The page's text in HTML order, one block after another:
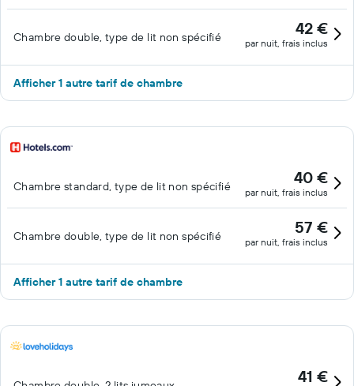
Chambre double, type de lit non spécifié 42 €
par nuit, frais inclus
Afficher 1 autre tarif de chambre
Chambre standard, type de lit non spécifié 40 €
par nuit, frais inclus
Chambre double, type de lit non spécifié 57 €
par nuit, frais inclus
Afficher 1 autre tarif de chambre
41 €